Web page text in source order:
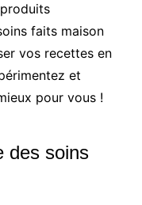
faits maison
vos recettes en
et
pour vous !
des soins